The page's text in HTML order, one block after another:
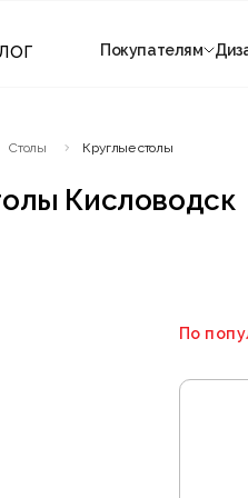
Покупателям
Столы Круглые столы
Кисловодск
По